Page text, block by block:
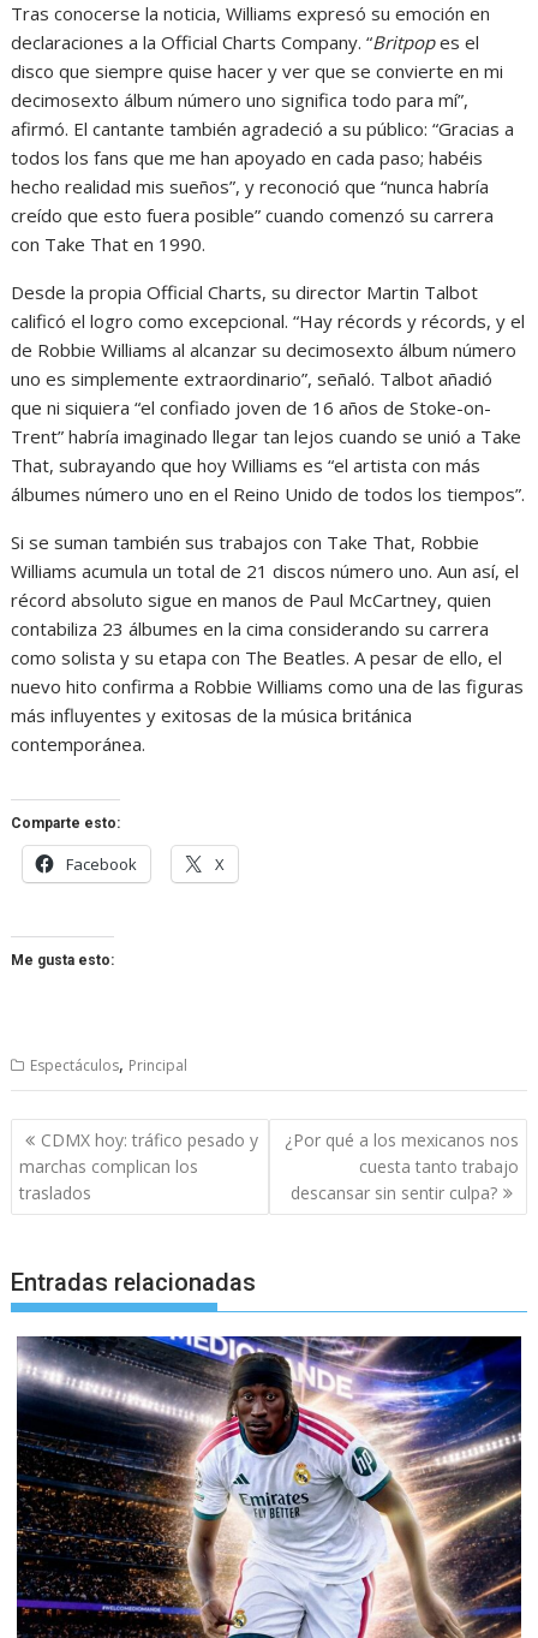
Tras conocerse la noticia, Williams expresó su emoción en
declaraciones a la Official Charts Company. “Britpopes el
disco que siempre quise hacer y ver que se convierte en mi
decimosexto álbum número uno significa todo para mí”,
afirmó. El cantante también agradeció a su público: “Gracias a
todos los fans que me han apoyado en cada paso; habéis
hecho realidad mis sueños”, y reconoció que “nunca habría
creído que esto fuera posible” cuando comenzó su carrera
con Take That en 1990.
Desde la propia Official Charts, su director Martin Talbot
calificó el logro como excepcional. “Hay récords y récords, y el
de Robbie Williams al alcanzar su decimosexto álbum número
uno es simplemente extraordinario”, señaló. Talbot añadió
que ni siquiera “el confiado joven de 16 años de Stoke-on-
Trent” habría imaginado llegar tan lejos cuando se unió a Take
That, subrayando que hoy Williams es “el artista con más
álbumes número uno en el Reino Unido de todos los tiempos”.
Si se suman también sus trabajos con Take That, Robbie
Williams acumula un total de 21 discos número uno. Aun así, el
récord absoluto sigue en manos de Paul McCartney, quien
contabiliza 23 álbumes en la cima considerando su carrera
como solista y su etapa con The Beatles. A pesar de ello, el
nuevo hito confirma a Robbie Williams como una de las figuras
más influyentes y exitosas de la música británica
contemporánea.
Comparte esto:
Facebook X
Me gusta esto:
Espectáculos, Principal
Navegación
de
entradas
CDMX hoy: tráfico pesado y
marchas complican los
traslados
¿Por qué a los mexicanos nos
cuesta tanto trabajo
descansar sin sentir culpa?
Entradas relacionadas